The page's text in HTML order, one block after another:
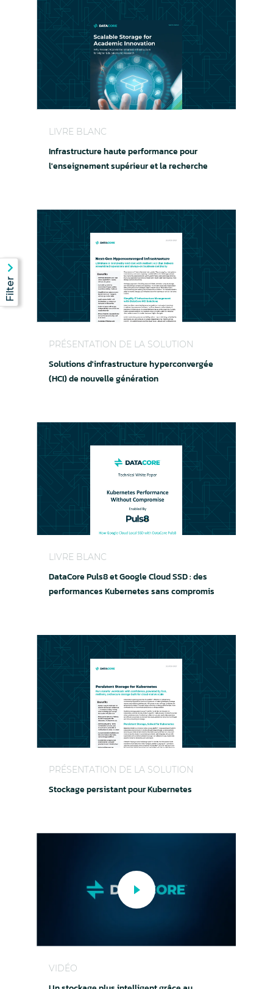
LIVRE BLANC
Infrastructure haute performance pour
l'enseignement supérieur et la recherche
PRÉSENTATION DE LA SOLUTION
Solutions d'infrastructure hyperconvergée
(HCI) de nouvelle génération
LIVRE BLANC
DataCore Puls8 et Google Cloud SSD : des
performances Kubernetes sans compromis
PRÉSENTATION DE LA SOLUTION
Stockage persistant pour Kubernetes
VIDÉO